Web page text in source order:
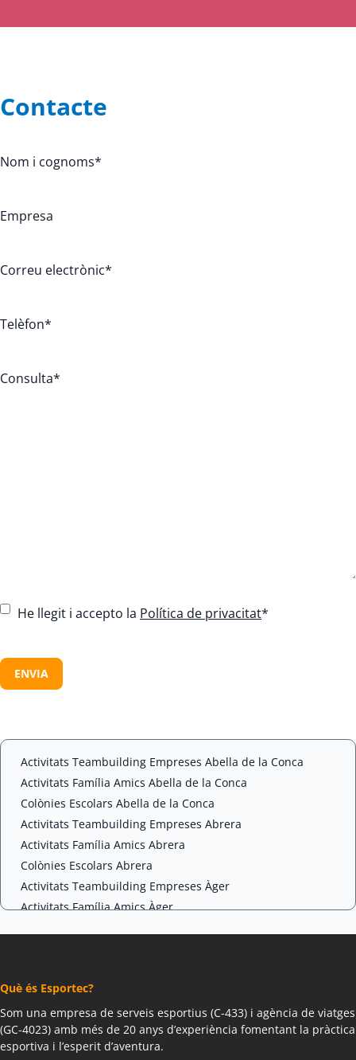
Contacte
Nom i cognoms*
Empresa
Correu electrònic*
Telèfon*
Consulta*
C
s
e
*
He llegit i accepto la Política de privacitat*
A
P
H
Activitats Teambuilding Empreses Abella de la Conca
Activitats Família Amics Abella de la Conca
Colònies Escolars Abella de la Conca
Activitats Teambuilding Empreses Abrera
Activitats Família Amics Abrera
Colònies Escolars Abrera
Activitats Teambuilding Empreses Àger
Activitats Família Amics Àger
Colònies Escolars Agramunt
Activitats Teambuilding Empreses Aguilar de Segarra
Activitats Família Amics Aguilar de Segarra
Colònies Escolars Aguilar de Segarra
Què és Esportec?
Som una empresa de serveis esportius (C-433) i agència de viatges
(GC-4023) amb més de 20 anys d’experiència fomentant la pràctica
esportiva i l’esperit d’aventura.